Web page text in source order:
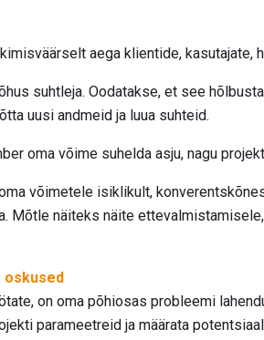
aega klientide, kasutajate,
suhtleja. Oodatakse, et see
uusi andmeid ja luua suhteid.
oma võime suhelda asju, nagu
võimetele isiklikult,
Mõtle näiteks näite
oskused
on oma põhiosas probleemi
parameetreid ja määrata